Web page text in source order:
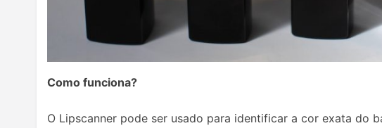
Como funciona?
O Lipscanner pode ser usado para identificar a cor exata do